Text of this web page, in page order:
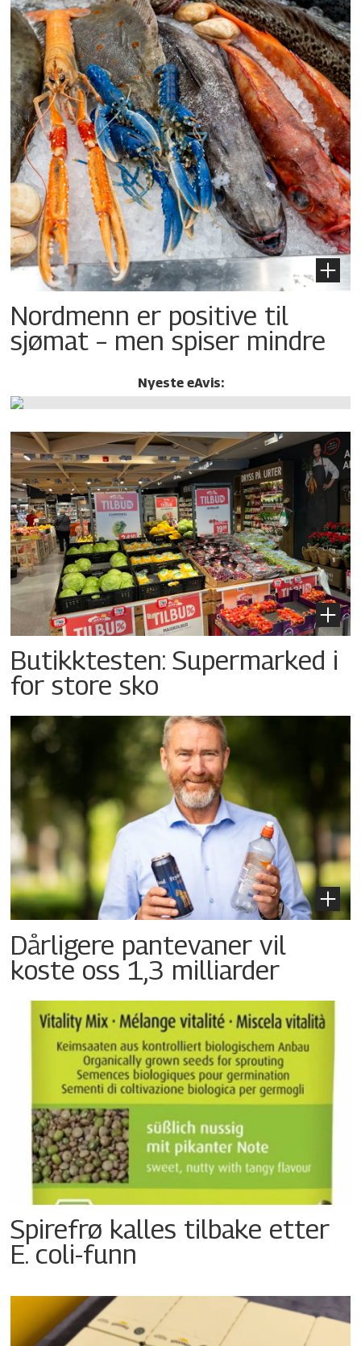
Nordmenn er positive til
sjømat – men spiser mindre
Nyeste eAvis:
Butikktesten: Supermarked i
for store sko
Dårligere pantevaner vil
koste oss 1,3 milliarder
Spirefrø kalles tilbake etter
E. coli-funn